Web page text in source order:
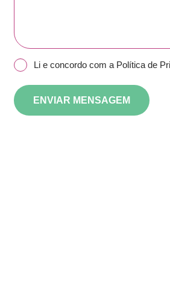
Consentir
Li e concordo com a Política de